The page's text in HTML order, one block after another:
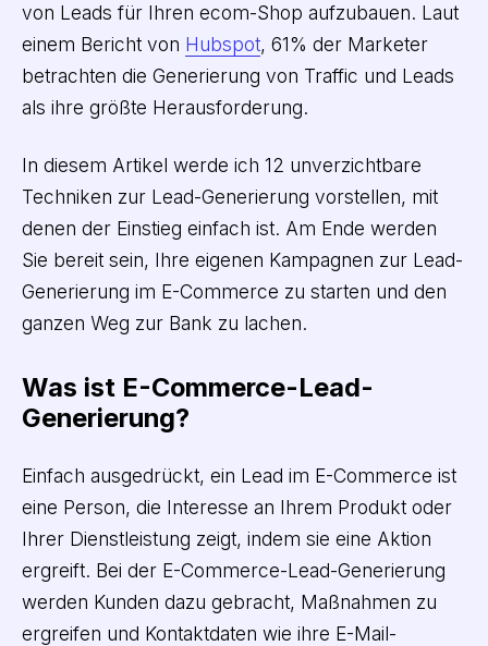
von Leads für Ihren ecom-Shop aufzubauen. Laut
einem Bericht von Hubspot, 61% der Marketer
betrachten die Generierung von Traffic und Leads
als ihre größte Herausforderung.
In diesem Artikel werde ich 12 unverzichtbare
Techniken zur Lead-Generierung vorstellen, mit
denen der Einstieg einfach ist. Am Ende werden
Sie bereit sein, Ihre eigenen Kampagnen zur Lead-
Generierung im E-Commerce zu starten und den
ganzen Weg zur Bank zu lachen.
Was ist E-Commerce-Lead-
Generierung?
Einfach ausgedrückt, ein Lead im E-Commerce ist
eine Person, die Interesse an Ihrem Produkt oder
Ihrer Dienstleistung zeigt, indem sie eine Aktion
ergreift. Bei der E-Commerce-Lead-Generierung
werden Kunden dazu gebracht, Maßnahmen zu
ergreifen und Kontaktdaten wie ihre E-Mail-